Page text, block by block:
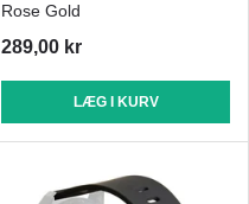
Rose Gold
289,00 kr
LÆG I KURV